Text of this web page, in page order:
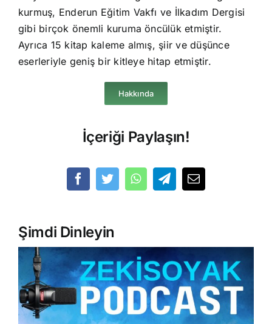
kurmuş, Enderun Eğitim Vakfı ve İlkadım Dergisi
gibi birçok önemli kuruma öncülük etmiştir.
Ayrıca 15 kitap kaleme almış, şiir ve düşünce
eserleriyle geniş bir kitleye hitap etmiştir.
Hakkında
İçeriği Paylaşın!
Şimdi Dinleyin